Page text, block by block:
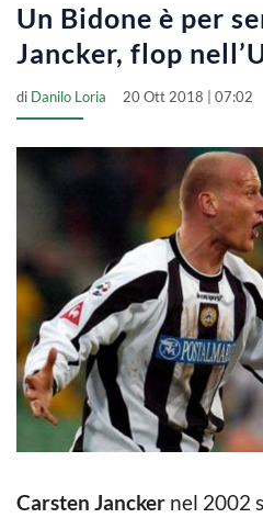
Un Bidone è per
Jancker, flop
di Danilo Loria 20 Ott 2018 | 07:02
Carsten Jancker nel 2002